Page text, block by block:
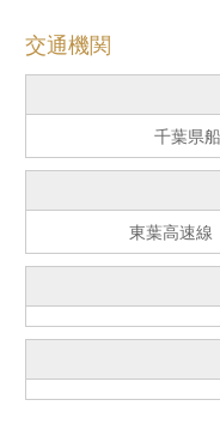
交通機関
千葉県
東葉高速